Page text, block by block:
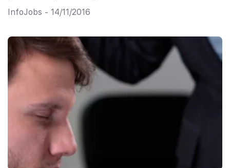
InfoJobs - 14/11/2016